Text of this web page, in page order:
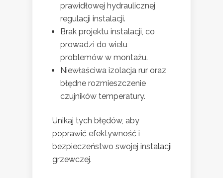
prawidłowej hydraulicznej
regulacji instalacji.
Brak projektu instalacji, co
prowadzi do wielu
problemów w montażu.
Niewłaściwa izolacja rur oraz
błędne rozmieszczenie
czujników temperatury.
Unikaj tych błędów, aby
poprawić efektywność i
bezpieczeństwo swojej instalacji
grzewczej.